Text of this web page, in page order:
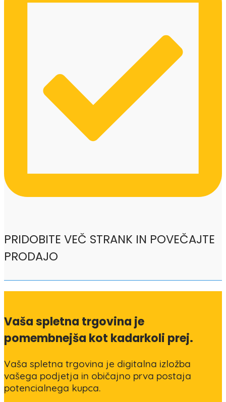
PRIDOBITE VEČ STRANK IN POVEČAJTE
PRODAJO
Vaša spletna trgovina je
pomembnejša kot kadarkoli prej.
Vaša spletna trgovina je digitalna izložba
vašega podjetja in običajno prva postaja
potencialnega kupca.